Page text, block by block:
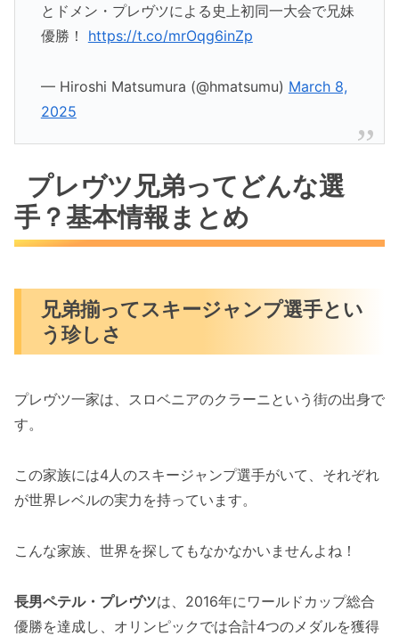
とドメン・プレヴツによる史上初同一大会で兄妹
優勝！ https://t.co/mrOqg6inZp
— Hiroshi Matsumura (@hmatsumu) March 8,
2025
プレヴツ兄弟ってどんな選
手？基本情報まとめ
兄弟揃ってスキージャンプ選手とい
う珍しさ
プレヴツ一家は、スロベニアのクラーニという街の出身で
す。
この家族には4人のスキージャンプ選手がいて、それぞれ
が世界レベルの実力を持っています。
こんな家族、世界を探してもなかなかいませんよね！
長男ペテル・プレヴツは、2016年にワールドカップ総合
優勝を達成し、オリンピックでは合計4つのメダルを獲得